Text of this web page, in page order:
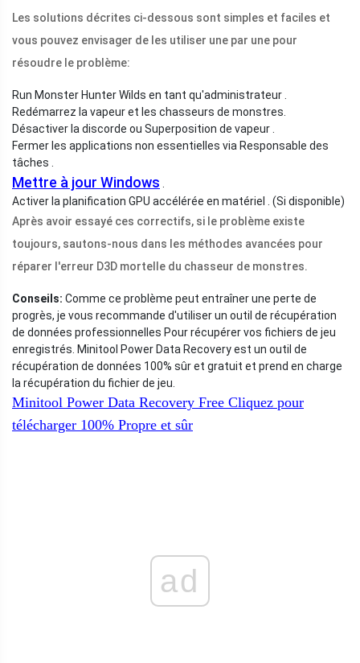
Les solutions décrites ci-dessous sont simples et faciles et
vous pouvez envisager de les utiliser une par une pour
résoudre le problème:
Run Monster Hunter Wilds en tant qu'administrateur .
Redémarrez la vapeur et les chasseurs de monstres.
Désactiver la discorde ou Superposition de vapeur .
Fermer les applications non essentielles via Responsable des
tâches .
Mettre à jour Windows
Activer la planification GPU accélérée en matériel . (Si disponible)
Après avoir essayé ces correctifs, si le problème existe
toujours, sautons-nous dans les méthodes avancées pour
réparer l'erreur D3D mortelle du chasseur de monstres.
Conseils: Comme ce problème peut entraîner une perte de
progrès, je vous recommande d'utiliser un outil de récupération
de données professionnelles Pour récupérer vos fichiers de jeu
enregistrés. Minitool Power Data Recovery est un outil de
récupération de données 100% sûr et gratuit et prend en charge
la récupération du fichier de jeu.
Minitool Power Data Recovery Free Cliquez pour
télécharger 100% Propre et sûr
ad